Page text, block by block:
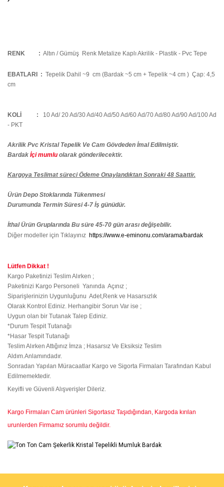
RENK : Altın / Gümüş Renk Metalize Kaplı Akrilik - Plastik - Pvc Tepe
EBATLARI : Tepelik Dahil ~9 cm (Bardak ~5 cm + Tepelik ~4 cm ) Çap: 4,5
cm
KOLİ : 10 Ad/ 20 Ad/30 Ad/40 Ad/50 Ad/60 Ad/70 Ad/80 Ad/90 Ad/100 Ad
- PKT
Akrilik Pvc Kristal Tepelik Ve Cam Gövdeden İmal Edilmiştir.
Bardak İçi mumlu olarak gönderilecektir.
Kargoya Teslimat süreci Ödeme Onaylandıktan Sonraki 48 Saattir.
Ürün Depo Stoklarında Tükenmesi
Durumunda Termin Süresi 4-7 İş günüdür.
İthal Ürün Gruplarında Bu süre 45-70 gün arası değişebilir.
Diğer modeller için Tıklayınız https://www.e-eminonu.com/arama/bardak
Lütfen Dikkat !
Kargo Paketinizi Teslim Alırken ;
Paketinizi Kargo Personeli Yanında Açınız ;
Siparişlerinizin Uygunluğunu Adet,Renk ve Hasarsızlık
Olarak Kontrol Ediniz. Herhangibir Sorun Var ise ;
Uygun olan bir Tutanak Talep Ediniz.
*Durum Tespit Tutanağı
*Hasar Tespit Tutanağı
Teslim Alırken Attığınız İmza ; Hasarsız Ve Eksiksiz Teslim
Aldım.Anlamındadır.
Sonradan Yapılan Müracaatlar Kargo ve Sigorta Firmaları Tarafından Kabul
Edilmemektedir.
Keyifli ve Güvenli Alışverişler Dileriz.
Kargo Firmaları Cam ürünleri Sigortasız Taşıdığından, Kargoda kırılan
urunlerden Firmamız sorumlu değildir.
Bu ürüne ilk yorumu siz yapın!